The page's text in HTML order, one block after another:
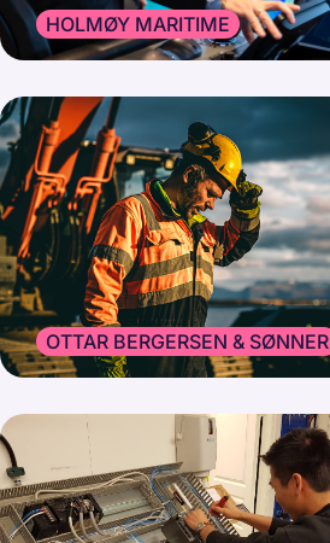
HOLMØY MARITIME
OTTAR BERGERSEN & SØNNER